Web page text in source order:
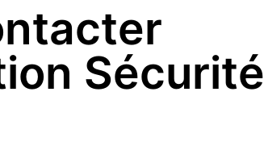
Sécurité